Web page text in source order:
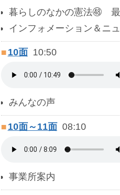
暮らしのなかの憲法㊽
インフォメーション＆ニ
■10面 10:50
みんなの声
■10面～11面 08:10
事業所案内